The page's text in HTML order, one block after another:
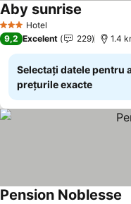
3 SteleHotel
Aby sunrise
9,2 Excelent 229 1.4
Selectați datele pentru
prețurile exacte
Pension Noblesse